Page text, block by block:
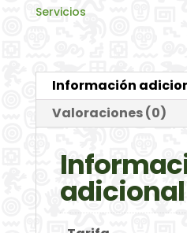
Servicios
Información
Valoraciones (0)
adicional